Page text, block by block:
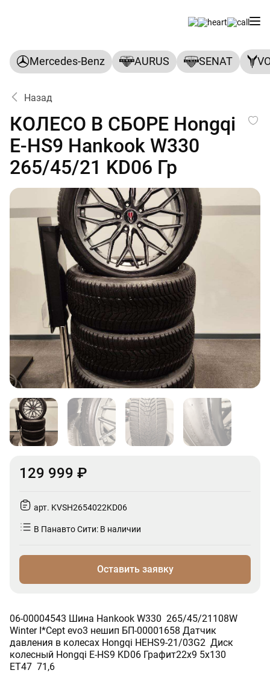
Mercedes-Benz AURUS SENAT
Назад
КОЛЕСО В СБОРЕ Hongqi E-
КОЛЕСО В СБОРЕ Hongqi
E-HS9 Hankook W330
265/45/21 KD06 Гр
129 999 ₽
арт. KVSH2654022KD06
В Панавто Сити: В наличии
Оставить заявку
06-00004543 Шина Hankook W330 265/45/21108W
Winter I*Cept evo3 нешип БП-00001658 Датчик
давления в колесах Hongqi HEHS9-21/03G2 Диск
колесный Hongqi E-HS9 KD06 Графит22х9 5х130
ЕТ47 71,6